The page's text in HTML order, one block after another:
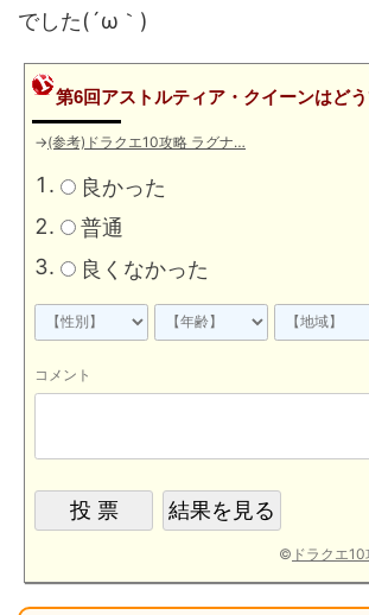
でした(´ω｀)
第6回アストルティア・クイーンはど
→(参考)ドラクエ10攻略 ラグナ…
良かった
普通
良くなかった
コメント
© ドラクエ